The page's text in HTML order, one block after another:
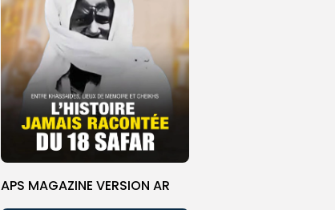
APS MAGAZINE VERSION AR